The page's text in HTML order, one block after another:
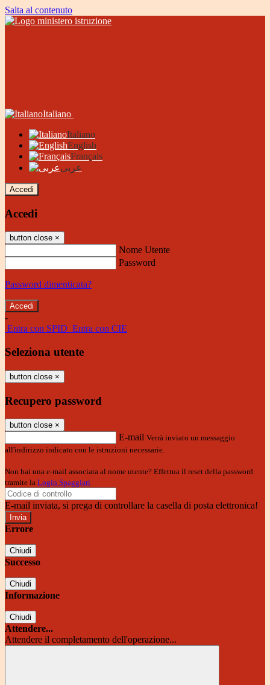
Salta al contenuto
Italiano
Italiano
English
Français
عربى
Accedi
Accedi
button close ×
Nome Utente
Password
Password dimenticata?
-
Entra con SPID Entra con CIE
Seleziona utente
button close ×
Recupero password
button close ×
E-mail Verrà inviato un messaggio
all'indirizzo indicato con le istruzioni necessarie.
Non hai una e-mail associata al nome utente? Effettua il reset della password
tramite la Login Spaggiari
E-mail inviata, si prega di controllare la casella di posta elettronica!
Errore
Chiudi
Successo
Chiudi
Informazione
Chiudi
Attendere...
Attendere il completamento dell'operazione...